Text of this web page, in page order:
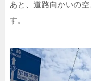
あと、道路向かいの
す。